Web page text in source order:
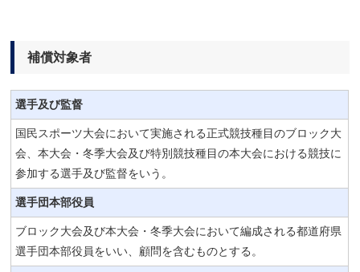
補償対象者
選手及び監督
国民スポーツ大会において実施される正式競技種目のブロック大
会、本大会・冬季大会及び特別競技種目の本大会における競技に
参加する選手及び監督をいう。
選手団本部役員
ブロック大会及び本大会・冬季大会において編成される都道府県
選手団本部役員をいい、顧問を含むものとする。